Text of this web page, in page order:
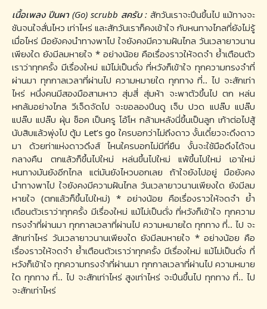
เนื้อเพลง ปีนผา (Go) scrubb สครับ : สักวันเราจะปีนขึ้นไป แม้ทางจะ
ชันจนใจสั่นไหว เท่าไหร่ และสักวันเราก็คงเข้าใจ กับหนทางไกลที่ยังไม่รู้
เมื่อไหร่ มือยังคงนำทางพาไป ใจยังคงมีความฝันไกล วันเวลายาวนาน
เพียงใด ยังมีลมหายใจ * อย่างน้อย คือเรื่องราวให้จดจำ ย้ำเตือนตัว
เราว่าทุกครั้ง มีเรื่องใหม่ แม้ไม่เป็นดั่ง ที่หวังก็เข้าใจ ทุกความทรงจำที่
ผ่านมา ทุกกาลเวลาที่ผ่านไป ความหมายใด ทุกทาง ที่.. ไป จะสักเท่า
ไหร่ หนึ่งคนมีสองมือสามหาว สุ่มสี่ สุ่มห้า จะพาตัวขึ้นไป ตก หล่น
หกล้มอย่างไกล วีเจ็ดจัดไป จะขอลองปีนดู เจ็บ ปวด แปล๊บ แปล๊บ
แปล๊บ แปล๊บ ฝุ่น ช็อค เป็นครู โอ้โห กล้ามหลังนี่ขึ้นเป็นลูก เก้าต่อไปสู้
นับสิบแล้วพุ่งไป ตู้ม Let’s go ใครบอกว่าไม่ถึงดาว งั้นเดี๋ยวจะดึงดาว
มา ด้วยท่าแห่งดาวดึงส์ ไหนใครบอกไม่มีที่ยืน งั้นจะใช้มือดึงได้จน
กลางคืน ตกแล้วก็ขึ้นไปใหม่ หล่นขึ้นไปใหม่ แพ้ขึ้นไปใหม่ เอาใหม่
หนทางมันยังอีกไกล แต่มันยังไหวบอกเลย ถ้าใจยังไปอยู่ มือยังคง
นำทางพาไป ใจยังคงมีความฝันไกล วันเวลายาวนานเพียงใด ยังมีลม
หายใจ (ตกแล้วก็ขึ้นไปใหม่) * อย่างน้อย คือเรื่องราวให้จดจำ ย้ำ
เตือนตัวเราว่าทุกครั้ง มีเรื่องใหม่ แม้ไม่เป็นดั่ง ที่หวังก็เข้าใจ ทุกความ
ทรงจำที่ผ่านมา ทุกกาลเวลาที่ผ่านไป ความหมายใด ทุกทาง ที่.. ไป จะ
สักเท่าไหร่ วันเวลายาวนานเพียงใด ยังมีลมหายใจ * อย่างน้อย คือ
เรื่องราวให้จดจำ ย้ำเตือนตัวเราว่าทุกครั้ง มีเรื่องใหม่ แม้ไม่เป็นดั่ง ที่
หวังก็เข้าใจ ทุกความทรงจำที่ผ่านมา ทุกกาลเวลาที่ผ่านไป ความหมาย
ใด ทุกทาง ที่.. ไป จะสักเท่าไหร่ สูงเท่าไหร่ จะปีนขึ้นไป ทุกทาง ที่.. ไป
จะสักเท่าไหร่